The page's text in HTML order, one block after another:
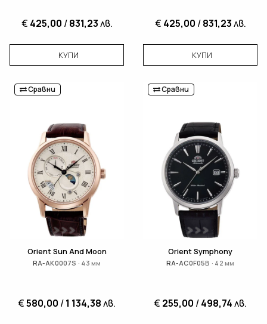
€ 425,00 /831,23лв.
КУПИ
€ 425,00 /831,23лв.
КУПИ
Сравни
Orient Sun And Moon
RA-AK0007S · 43 мм
€580,00 /1 134,38лв.
Сравни
Orient Symphony
RA-AC0F05B · 42 мм
€ 255,00 /498,74лв.